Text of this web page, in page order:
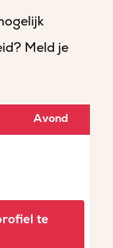
Meld je
Avond
te